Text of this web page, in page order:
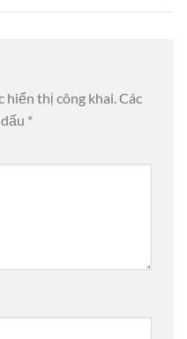
hiển thị công khai.Các
*